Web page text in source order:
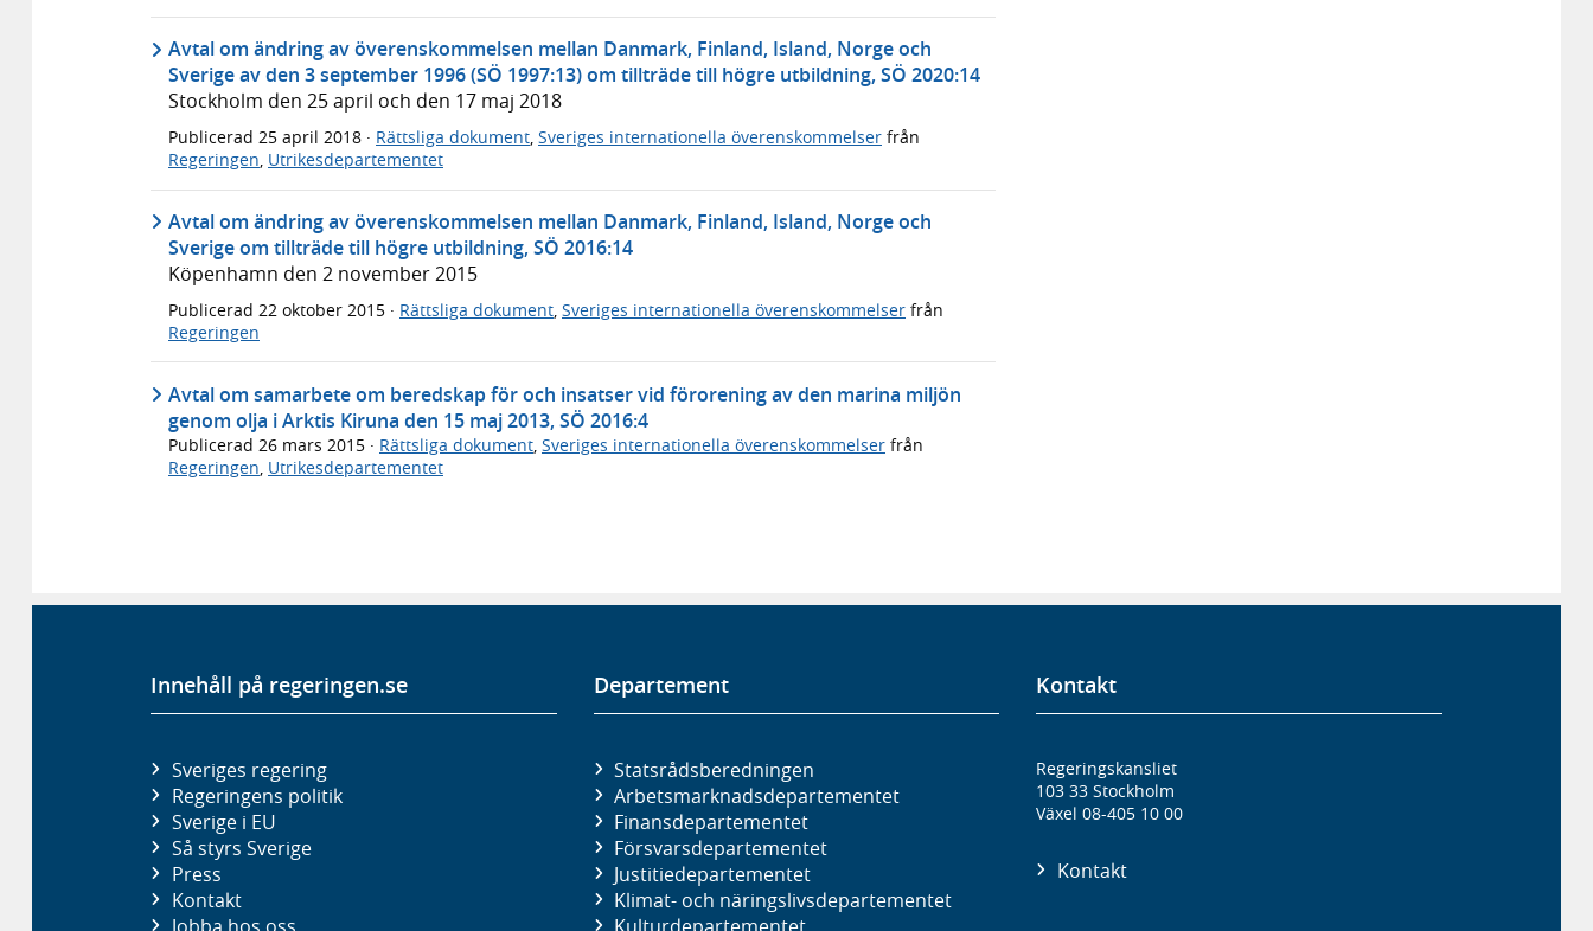
Avtal om ändring av överenskommelsen mellan Danmark, Finland, Island, Norge och
Sverige av den 3 september 1996 (SÖ 1997:13) om tillträde till högre utbildning, SÖ 2020:14
Stockholm den 25 april och den 17 maj 2018
Publicerad 25 april 2018 · Rättsliga dokument, Sveriges internationella överenskommelser från
Regeringen, Utrikesdepartementet
Avtal om ändring av överenskommelsen mellan Danmark, Finland, Island, Norge och
Sverige om tillträde till högre utbildning, SÖ 2016:14
Köpenhamn den 2 november 2015
Publicerad 22 oktober 2015 · Rättsliga dokument, Sveriges internationella överenskommelser från
Regeringen
Avtal om samarbete om beredskap för och insatser vid förorening av den marina miljön
genom olja i Arktis Kiruna den 15 maj 2013, SÖ 2016:4
Publicerad 26 mars 2015 · Rättsliga dokument Sveriges internationella överenskommelser från
Regeringen Utrikesdepartementet
Innehåll på regeringen.se
Sveriges regering
Regeringens politik
Sverige i EU
Så styrs Sverige
Press
Kontakt
Departement
Statsrådsberedningen
Arbetsmarknads­departementet
Finans­departementet
Försvars­departementet
Justitie­departementet
Klimat- och näringslivs­departementet
Kontakt
Regeringskansliet
103 33 Stockholm
Växel 08-405 10 00
Kontakt